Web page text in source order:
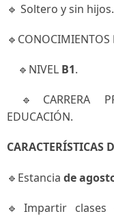
🔹 Soltero y sin hijos.
🔹CONOCIMIENTOS
🔹NIVEL B1.
🔹CARRERA
EDUCACIÓN.
CARACTERÍSTICAS
🔹Estancia de
🔹Impartir